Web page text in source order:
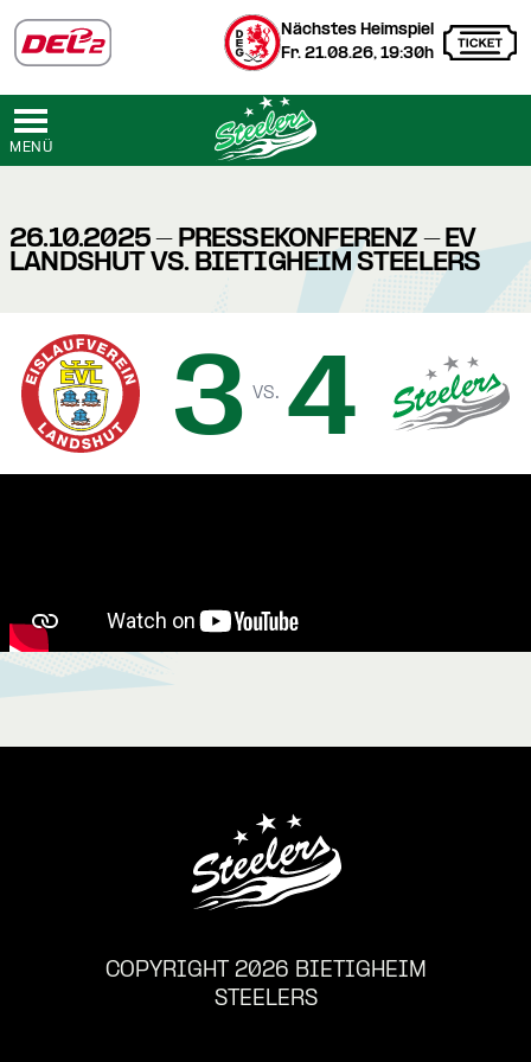
Nächstes Heimspiel
Fr. 21.08.26, 19:30h
MENÜ
26.10.2025 - PRESSEKONFERENZ - EV
LANDSHUT VS. BIETIGHEIM STEELERS
3 vs. 4
COPYRIGHT 2026 BIETIGHEIM
STEELERS